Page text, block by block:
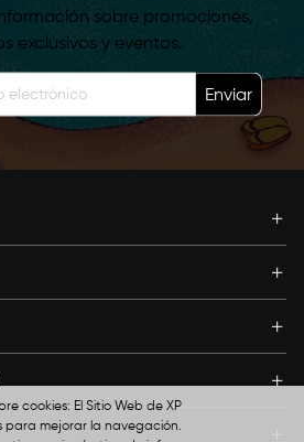
sobre promociones,
exclusivos y eventos.
Enviar
cookies: El Sitio Web de XP
para mejorar la navegación.